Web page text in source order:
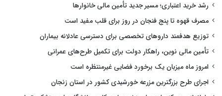
رشد خرید اعتباری؛ مسیر جدید تأمین مالی خانوارها
مصرف قهوه تا پنج فنجان در روز برای قلب مفید است
توزیع هدفمند داروهای تخصصی برای دسترسی عادلانه بیماران
تأمین مالی نوین، راهکار دولت برای تکمیل طرح‌های عمرانی
امروز ماه میزبان یک برخورد فضایی غیرمنتظره است
اجرای طرح بزرگترین مزرعه خورشیدی کشور در استان زنجان